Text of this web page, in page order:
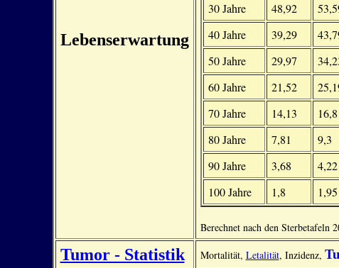
Lebenserwartung
30 Jahre
48,92
40 Jahre
39,29
50 Jahre
29,97
60 Jahre
21,52
70 Jahre
14,13 16,8
80 Jahre
7,81 9,3
90 Jahre
3,68 4,22
100 Jahre
1,8 1,95
Berechnet nach den Sterbetafeln
Tumor - Statistik Mortalität, Letalität, Inzidenz,